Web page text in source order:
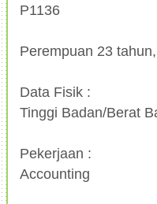
P1136
Perempuan 23
Data Fisik :
Tinggi Badan/Berat
Pekerjaan :
Accounting